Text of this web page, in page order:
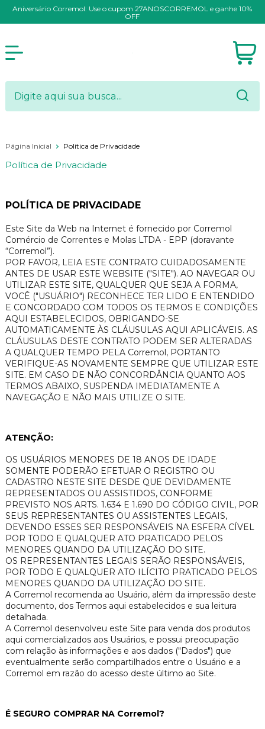
Aniversário Corremol: Use o cupom 27ANOSCORREMOL e ganhe 10%
OFF
Página Inicial Política de Privacidade
Política de Privacidade
POLÍTICA DE PRIVACIDADE
Este Site da Web na Internet é fornecido por Corremol
Comércio de Correntes e Molas LTDA - EPP (doravante
“Corremol”).
POR FAVOR, LEIA ESTE CONTRATO CUIDADOSAMENTE
ANTES DE USAR ESTE WEBSITE ("SITE"). AO NAVEGAR OU
UTILIZAR ESTE SITE, QUALQUER QUE SEJA A FORMA,
VOCÊ ("USUÁRIO") RECONHECE TER LIDO E ENTENDIDO
E CONCORDADO COM TODOS OS TERMOS E CONDIÇÕES
AQUI ESTABELECIDOS, OBRIGANDO-SE
AUTOMATICAMENTE ÀS CLÁUSULAS AQUI APLICÁVEIS. AS
CLÁUSULAS DESTE CONTRATO PODEM SER ALTERADAS
A QUALQUER TEMPO PELA Corremol, PORTANTO
VERIFIQUE-AS NOVAMENTE SEMPRE QUE UTILIZAR ESTE
SITE. EM CASO DE NÃO CONCORDÂNCIA QUANTO AOS
TERMOS ABAIXO, SUSPENDA IMEDIATAMENTE A
NAVEGAÇÃO E NÃO MAIS UTILIZE O SITE.
ATENÇÃO:
OS USUÁRIOS MENORES DE 18 ANOS DE IDADE
SOMENTE PODERÃO EFETUAR O REGISTRO OU
CADASTRO NESTE SITE DESDE QUE DEVIDAMENTE
REPRESENTADOS OU ASSISTIDOS, CONFORME
PREVISTO NOS ARTS. 1.634 E 1.690 DO CÓDIGO CIVIL, POR
SEUS REPRESENTANTES OU ASSISTENTES LEGAIS,
DEVENDO ESSES SER RESPONSÁVEIS NA ESFERA CÍVEL
POR TODO E QUALQUER ATO PRATICADO PELOS
MENORES QUANDO DA UTILIZAÇÃO DO SITE.
OS REPRESENTANTES LEGAIS SERÃO RESPONSÁVEIS,
POR TODO E QUALQUER ATO ILÍCITO PRATICADO PELOS
MENORES QUANDO DA UTILIZAÇÃO DO SITE.
A Corremol recomenda ao Usuário, além da impressão deste
documento, dos Termos aqui estabelecidos e sua leitura
detalhada.
A Corremol desenvolveu este Site para venda dos produtos
aqui comercializados aos Usuários, e possui preocupação
com relação às informações e aos dados ("Dados") que
eventualmente serão compartilhados entre o Usuário e a
Corremol em razão do acesso deste último ao Site.
É SEGURO COMPRAR NA Corremol?